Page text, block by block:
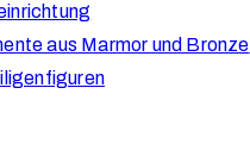
aus Marmor und Bronze